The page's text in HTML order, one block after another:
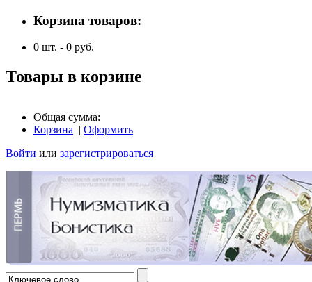
Корзина товаров:
0 шт. - 0 руб.
Товары в корзине
Общая сумма:
Корзина | Оформить
Войти или зарегистрироваться